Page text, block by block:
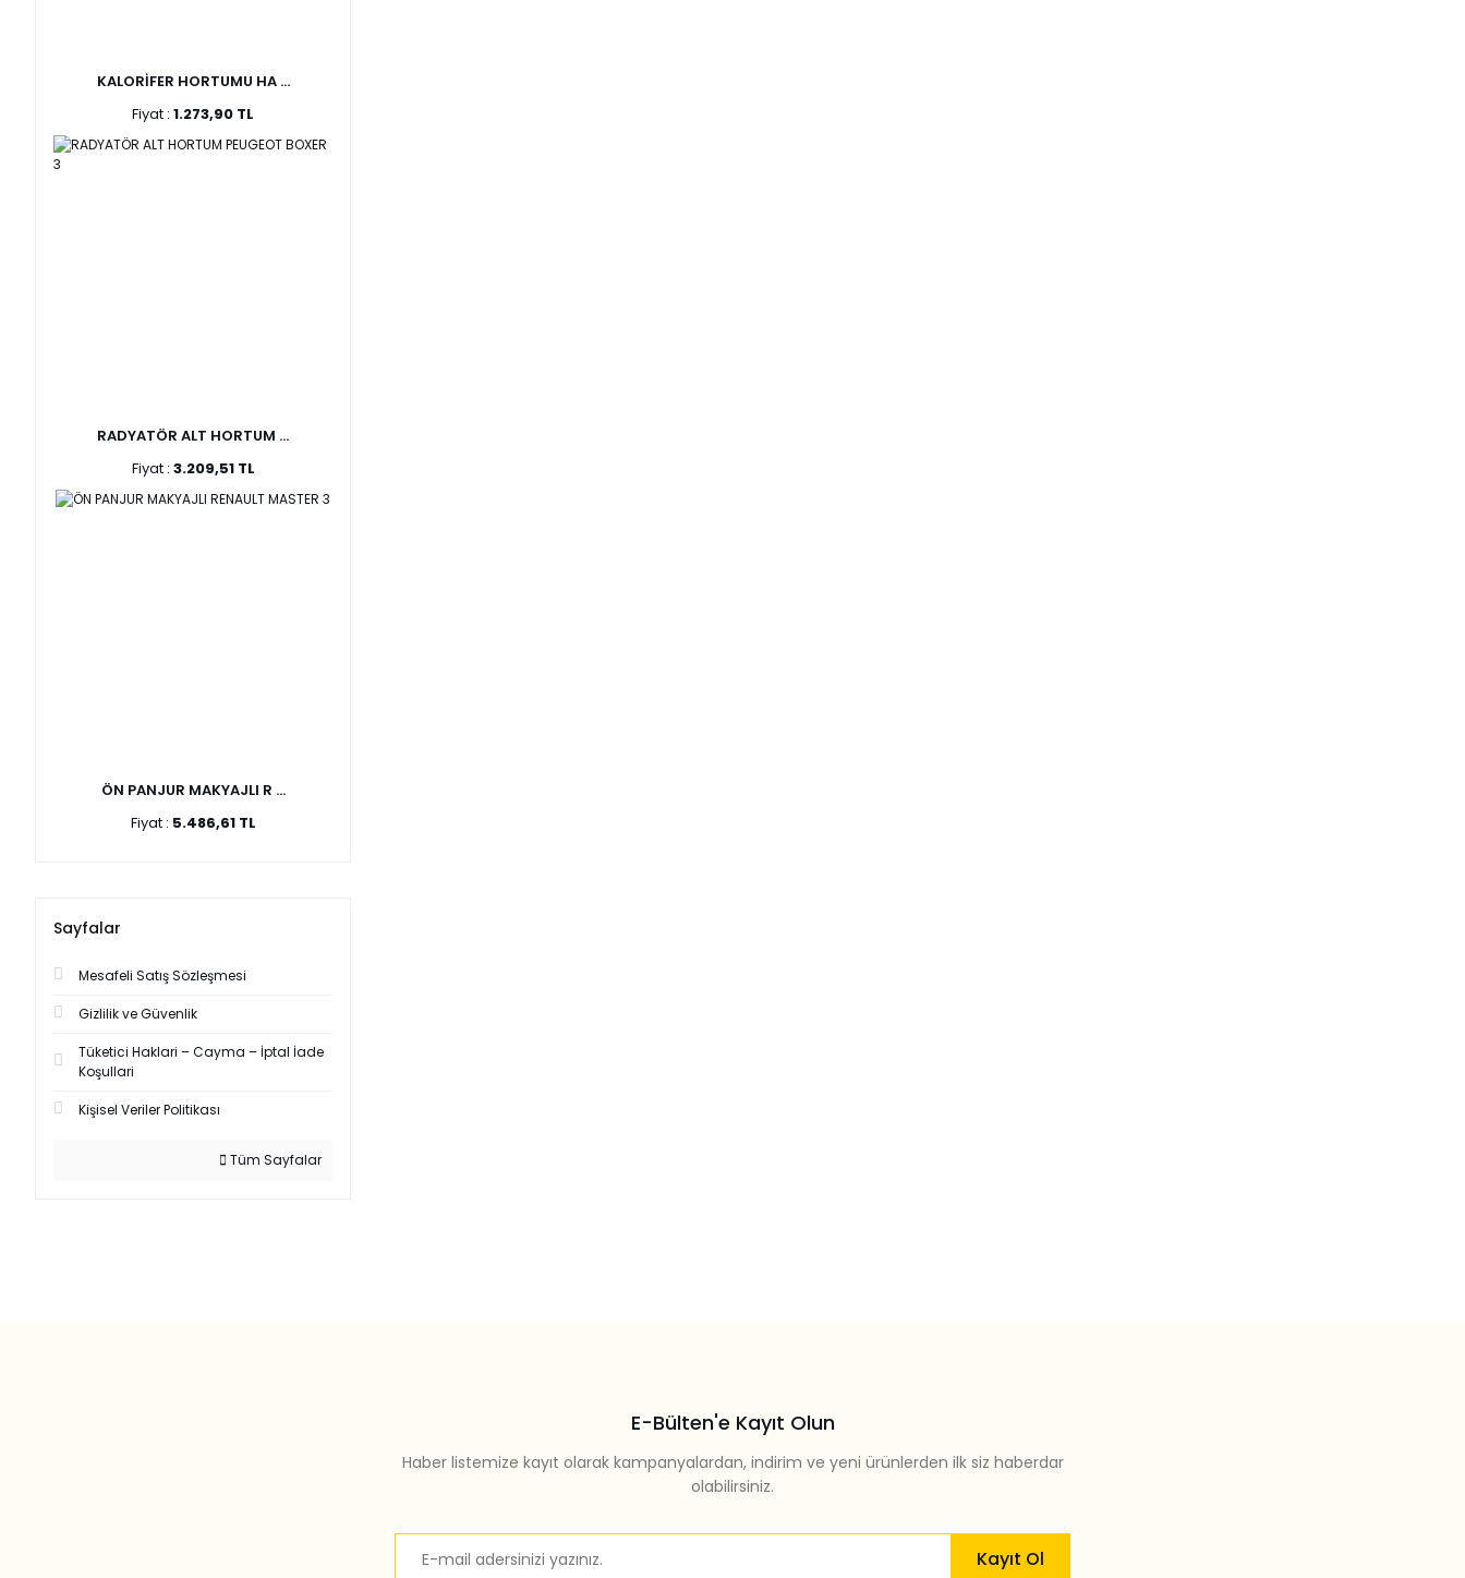
KALORİFER HORTUMU HA ...
Fiyat : 1.273,90 TL
RADYATÖR ALT HORTUM ...
Fiyat : 3.209,51 TL
ÖN PANJUR MAKYAJLI R ...
Fiyat : 5.486,61 TL
Sayfalar
Mesafeli Satış Sözleşmesi
Gizlilik ve Güvenlik
Tüketici Haklari – Cayma – İptal İade
Koşullari
Kişisel Veriler Politikası
Tüm Sayfalar
E-Bülten'e Kayıt Olun
Haber listemize kayıt olarak kampanyalardan, indirim ve yeni ürünlerden ilk siz haberdar
olabilirsiniz.
Kayıt Ol